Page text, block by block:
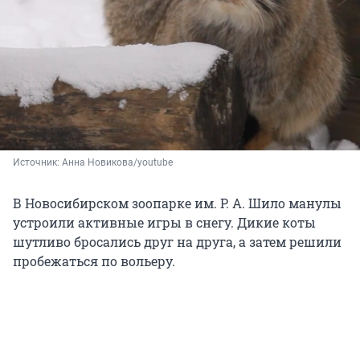
Источник: Анна Новикова/youtube
В Новосибирском зоопарке им. Р. А. Шило манулы
устроили активные игры в снегу. Дикие коты
шутливо бросались друг на друга, а затем решили
пробежаться по вольеру.